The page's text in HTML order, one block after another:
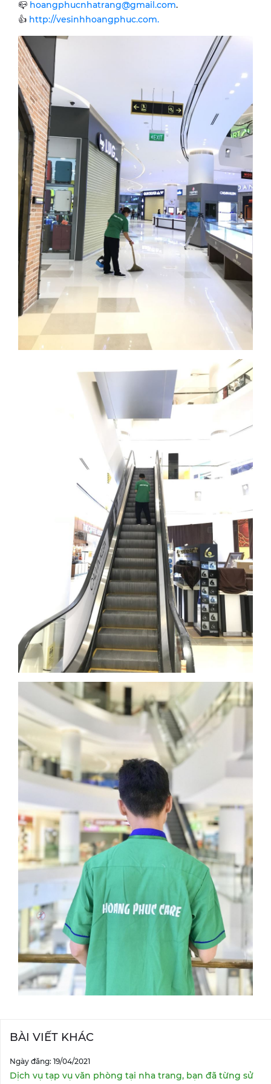
📪 hoangphucnhatrang@gmail.com.
👍 http://vesinhhoangphuc.com.
BÀI VIẾT KHÁC
Ngày đăng: 19/04/2021
Dịch vụ tạp vụ văn phòng tại nha trang, bạn đã từng sử